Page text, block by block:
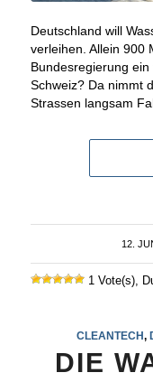
Deutschland will
verleihen. Allein 900
Bundesregierung
Schweiz? Da nimmt
Strassen langsam
12./
1 Vote(s),
CLEANTECH,
DIE